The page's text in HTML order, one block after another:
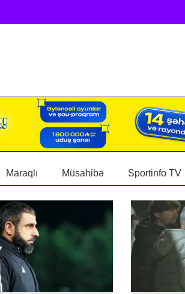
Maraqlı Müsahibə Sportinfo TV